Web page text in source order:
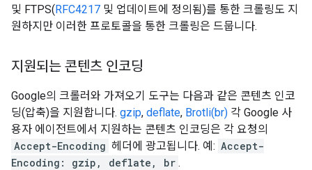
및 FTPS(RFC4217 및 업데이트에 정의됨)를 통한 크롤링도 지
원하지만 이러한 프로토콜을 통한 크롤링은 드뭅니다.
지원되는 콘텐츠 인코딩
Google의 크롤러와 가져오기 도구는 다음과 같은 콘텐츠 인코
딩(압축)을 지원합니다. gzip, deflate, Brotli(br) 각 Google 사
용자 에이전트에서 지원하는 콘텐츠 인코딩은 각 요청의
Accept-Encoding 헤더에 광고됩니다. 예: Accept-
Encoding: gzip, deflate, br .